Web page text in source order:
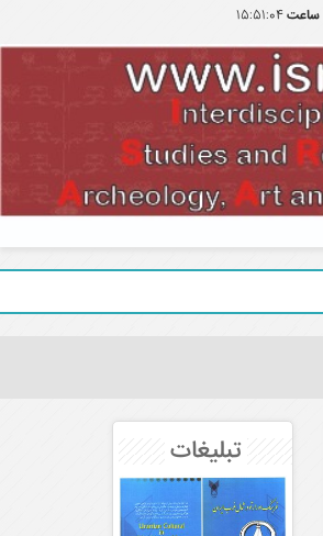
ساعت15:51:04
تبلیغات